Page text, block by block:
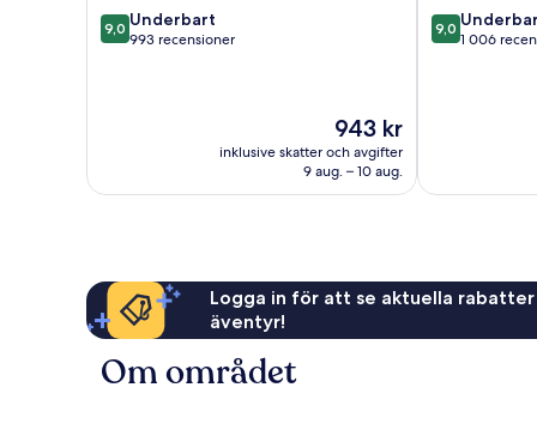
9.0
av
9,0 Underbart
993 recensioner
Priset
är
943 kr
943 kr
inklusive skatter och avgifter
9 aug. – 10 aug.
9.0
av
9,0
1 006
Logga in för att se aktuella
äventyr!
Om området